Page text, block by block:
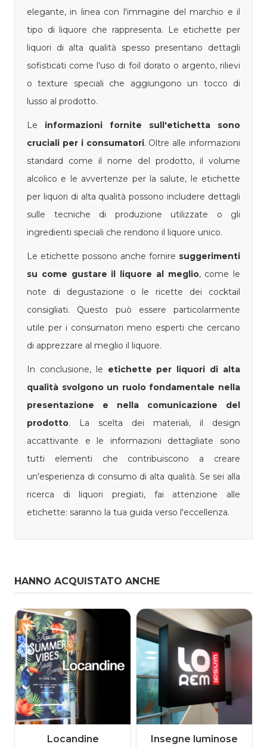
elegante, in linea con l'immagine del marchio e il
tipo di liquore che rappresenta. Le etichette per
liquori di alta qualità spesso presentano dettagli
sofisticati come l'uso di foil dorato o argento, rilievi
o texture speciali che aggiungono un tocco di
lusso al prodotto.
Le informazioni fornite sull'etichetta sono
cruciali per i consumatori. Oltre alle informazioni
standard come il nome del prodotto, il volume
alcolico e le avvertenze per la salute, le etichette
per liquori di alta qualità possono includere dettagli
sulle tecniche di produzione utilizzate o gli
ingredienti speciali che rendono il liquore unico.
Le etichette possono anche fornire suggerimenti
su come gustare il liquore al meglio, come le
note di degustazione o le ricette dei cocktail
consigliati. Questo può essere particolarmente
utile per i consumatori meno esperti che cercano
di apprezzare al meglio il liquore.
In conclusione, le etichette per liquori di alta
qualità svolgono un ruolo fondamentale nella
presentazione e nella comunicazione del
prodotto. La scelta dei materiali, il design
accattivante e le informazioni dettagliate sono
tutti elementi che contribuiscono a creare
un'esperienza di consumo di alta qualità. Se sei alla
ricerca di liquori pregiati, fai attenzione alle
etichette: saranno la tua guida verso l'eccellenza.
HANNO ACQUISTATO ANCHE
Locandine Insegne luminose